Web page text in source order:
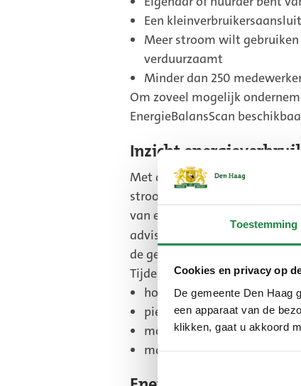
Toestemming
Cookies en privacy op
De gemeente Den Haag
een apparaat van de
klikken, gaat u akkoord
Een
Meer stroom wilt
verduurzaamt
Minder dan 250
Om zoveel mogelijk
EnergieBalansScan
Inzicht
Met de EnergieBalansScan
stroomaansluiting in balans
van een onafhankelijke
adviseur is van
Stichting
de gemeente uitvoert.
Tijdens de scan wordt onder
hoe en wanneer u stroom
piekmomenten in uw
mogelijkheden om energie
makkelijke en simpele